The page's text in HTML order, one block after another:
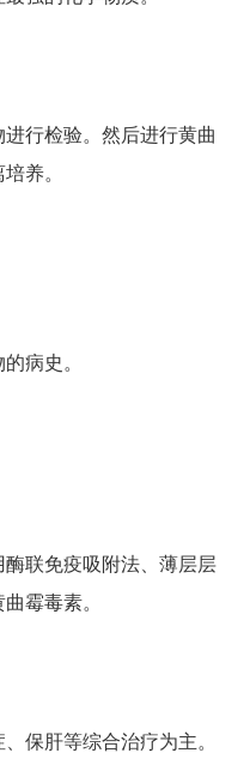
行检验。然后进行黄曲
养。
病史。
联免疫吸附法、薄层层
霉毒素。
保肝等综合治疗为主。